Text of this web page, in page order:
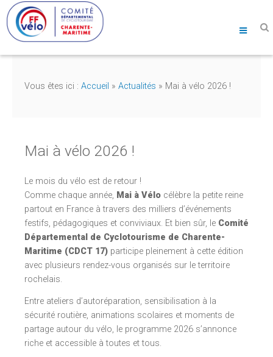
Vous êtes ici : Accueil » Actualités » Mai à vélo 2026 !
Mai à vélo 2026 !
Le mois du vélo est de retour !
Comme chaque année, Mai à Vélo célèbre la petite reine
partout en France à travers des milliers d’événements
festifs, pédagogiques et conviviaux. Et bien sûr, le Comité
Départemental de Cyclotourisme de Charente-
Maritime (CDCT 17) participe pleinement à cette édition
avec plusieurs rendez-vous organisés sur le territoire
rochelais.
Entre ateliers d’autoréparation, sensibilisation à la
sécurité routière, animations scolaires et moments de
partage autour du vélo, le programme 2026 s’annonce
riche et accessible à toutes et tous.